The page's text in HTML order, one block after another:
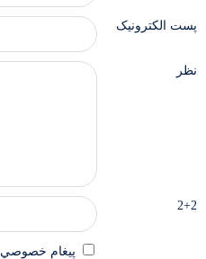
پست الکترونیک
نظر
2+2
پيغام خصوصي